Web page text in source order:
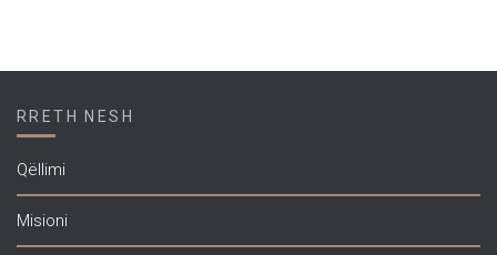
RRETH NESH
Qëllimi
Misioni